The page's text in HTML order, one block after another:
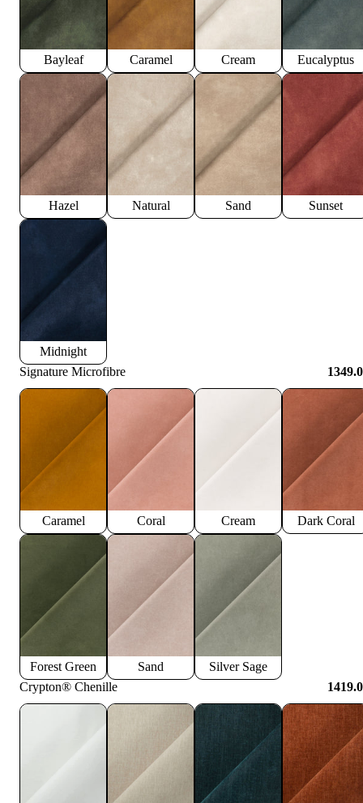
Bayleaf Caramel Cream Eucalyptus
Hazel Natural Sand Sunset
Midnight
Signature Microfibre
Caramel Coral Cream Dark Coral
Forest Green Sand
Silver Sage
Crypton® Chenille